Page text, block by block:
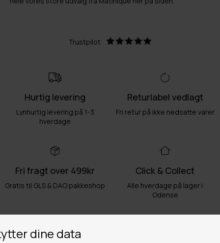
Trustpilot
Hurtig levering
Lynhurtig levering på 1-3
hverdage
Returlabel vedlagt
Fri retur på ikke nedsatte varer
Fri fragt over 499kr
Gratis til GLS & DAO pakkeshop
Click & Collect
Alle hverdage på lager i
Odense